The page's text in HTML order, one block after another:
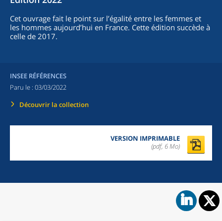
Cet ouvrage fait le point sur l’égalité entre les femmes et
les hommes aujourd’hui en France. Cette édition succède à
celle de 2017.
INSEE RÉFÉRENCES
Paru le : 03/03/2022
Découvrir la collection
VERSION IMPRIMABLE
(pdf, 6 Mo)